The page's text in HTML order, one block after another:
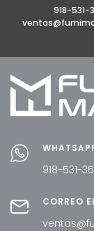
918-531-
918-531-
CORREO